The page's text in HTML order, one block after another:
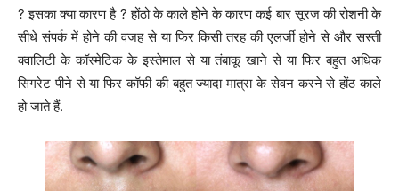
? इसका क्या कारण है ? होंठो के काले होने के कारण कई बार सूरज की रोशनी के
सीधे संपर्क में होने की वजह से या फिर किसी तरह की एलर्जी होने से और सस्ती
क्वालिटी के कॉस्मेटिक के इस्तेमाल से या तंबाकू खाने से या फिर बहुत अधिक
सिगरेट पीने से या फिर कॉफी की बहुत ज्यादा मात्रा के सेवन करने से होंठ काले
हो जाते हैं.